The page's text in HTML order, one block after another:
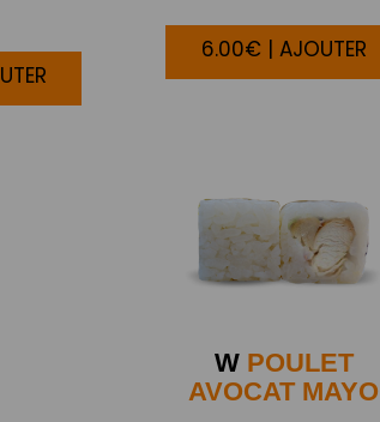
6.00€ | AJOUTER
WPOULET
AVOCAT MAYO